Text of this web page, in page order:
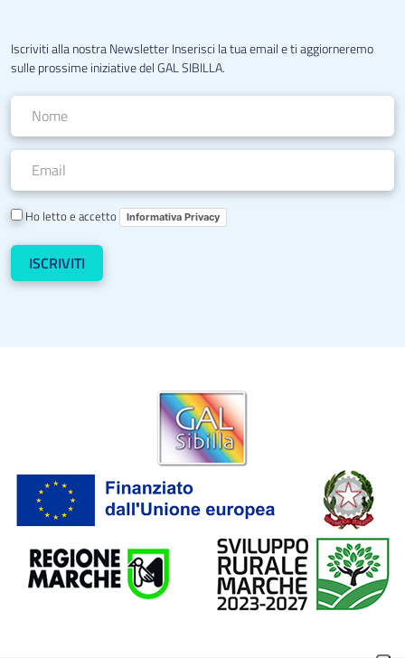
Iscriviti alla nostra Newsletter Inserisci la tua email e ti aggiorneremo
sulle prossime iniziative del GAL SIBILLA.
Ho letto e accetto Informativa Privacy